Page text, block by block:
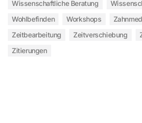
Wissenschaftliche Beratung
Wohlbefinden
Workshops
Zeitbearbeitung
Zeitverschiebung
Zitierungen